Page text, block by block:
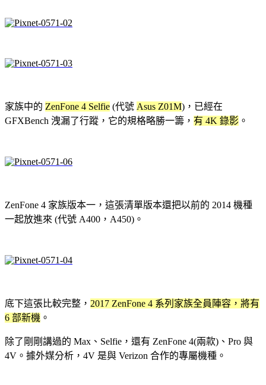
家族中的 ZenFone 4 Selfie (代號 Asus Z01M)，已經在
GFXBench 洩漏了行蹤，它的規格略勝一籌， 有 4K 錄影 。
ZenFone 4 家族版本一，這張清單版本還把以前的 2014 機種
一起放進來 (代號 A400，A450)。
底下這張比較完整， 2017 ZenFone 4 系列家族全員陣容，將有
6 部新機 。
除了剛剛講過的 Max、Selfie，還有 ZenFone 4(兩款)、Pro 與
4V。據外媒分析，4V 是與 Verizon 合作的專屬機種。